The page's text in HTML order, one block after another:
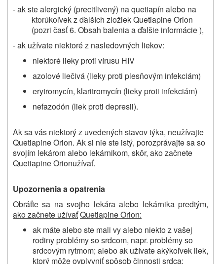
- ak ste alergický (precitlivený) na quetiapín alebo na
ktorúkoľvek z ďalších zložiekQuetiapine Orion
(pozri časť 6. Obsah balenia a ďalšie informácie ),
- ak užívate niektoré z nasledovných liekov:
niektoré lieky proti vírusu HIV
azolové liečivá (lieky proti plesňovým infekciám)
erytromycín, klaritromycín (lieky proti infekciám)
nefazodón (liek proti depresii).
Ak sa vás niektorý z uvedených stavov týka, neužívajte
Quetiapine Orion. Ak si nie ste istý, porozprávajte sa so
svojím lekárom alebo lekárnikom, skôr, ako začnete
Quetiapine Orionužívať.
Upozornenia a opatrenia
Obráťte sa na svojho lekára alebo lekárnika predtým,
ako začnete užívaťQuetiapine Orion:
ak máte alebo ste mali vy alebo niekto z vašej
rodiny problémy so srdcom, napr. problémy so
srdcovým rytmom; alebo ak užívate akýkoľvek liek,
ktorý môže ovplyvniť spôsob činnosti srdca;